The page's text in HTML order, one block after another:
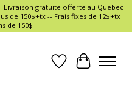
Livraison gratuite offerte au Québec
de 150$+tx -- Frais fixes de 12$+tx
de 150$
Liste dePanier